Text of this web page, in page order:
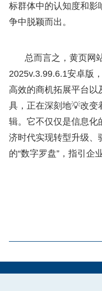
标群体中的认知度和影
争中脱颖而出。
总而言之，黄页网
2025v.3.99.6.1安卓版
高效的商机拓展平台以
具，正在深刻地💡改变
辑。它不仅仅是信息化
济时代实现转型升级、
的“数字罗盘”，指引企